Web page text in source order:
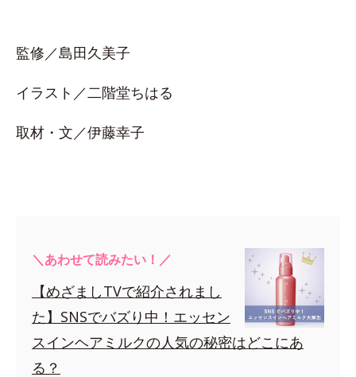
監修／島田久美子
イラスト／二階堂ちはる
取材・文／伊藤幸子
＼あわせて読みたい！／
【めざましTVで紹介されまし
た】SNSでバズり中！エッセン
スインヘアミルクの人気の秘密はどこにあ
る？